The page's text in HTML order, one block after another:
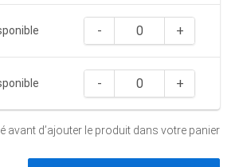
avant d’ajouter le produit dans votre panier